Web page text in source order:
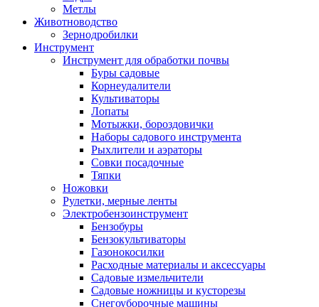
Метлы
Животноводство
Зернодробилки
Инструмент
Инструмент для обработки почвы
Буры садовые
Корнеудалители
Культиваторы
Лопаты
Мотыжки, бороздовички
Наборы садового инструмента
Рыхлители и аэраторы
Совки посадочные
Тяпки
Ножовки
Рулетки, мерные ленты
Электробензоинструмент
Бензобуры
Бензокультиваторы
Газонокосилки
Расходные материалы и аксессуары
Садовые измельчители
Садовые ножницы и кусторезы
Снегоуборочные машины